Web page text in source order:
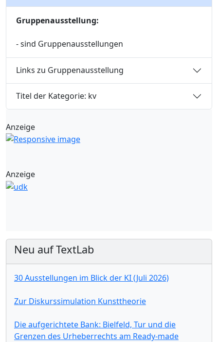
Gruppenausstellung:
- sind Gruppenausstellungen
Links zu Gruppenausstellung
Titel der Kategorie: kv
Anzeige
Anzeige
Neu auf TextLab
30 Ausstellungen im Blick der KI (Juli 2026)
Zur Diskurssimulation Kunsttheorie
Die aufgerichtete Bank: Bielfeld, Tur und die
Grenzen des Urheberrechts am Ready-made